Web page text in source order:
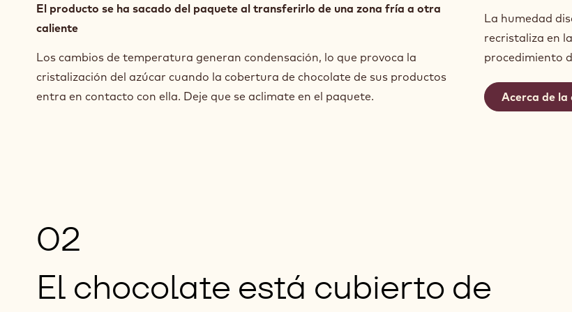
El producto se ha sacado del paquete al transferirlo de una zona fría a otra
caliente
Los cambios de temperatura generan condensación, lo que provoca la
cristalización del azúcar cuando la cobertura de chocolate de sus productos
entra en contacto con ella. Deje que se aclimate en el paquete.
La humedad
recristaliza en
procedimiento
Acerca de
02
El chocolate está cubierto de